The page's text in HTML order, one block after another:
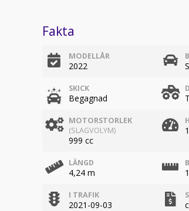
Fakta
MODELLÅR
2022
SKICK
Begagnad
MOTORSTORLEK
(SLAGVOLYM)
999 cc
LÄNGD
4,24 m
I TRAFIK
2021-09-03